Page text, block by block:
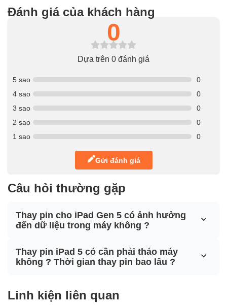
Đánh giá của khách hàng
0
Dựa trên 0 đánh giá
5 sao
0
4 sao
0
3 sao
0
2 sao
0
1 sao
0
Gửi đánh giá
Câu hỏi thường gặp
Thay pin cho iPad Gen 5 có ảnh hưởng
đến dữ liệu trong máy không ?
Thay pin iPad 5 có cần phải tháo máy
không ? Thời gian thay pin bao lâu ?
Linh kiện liên quan